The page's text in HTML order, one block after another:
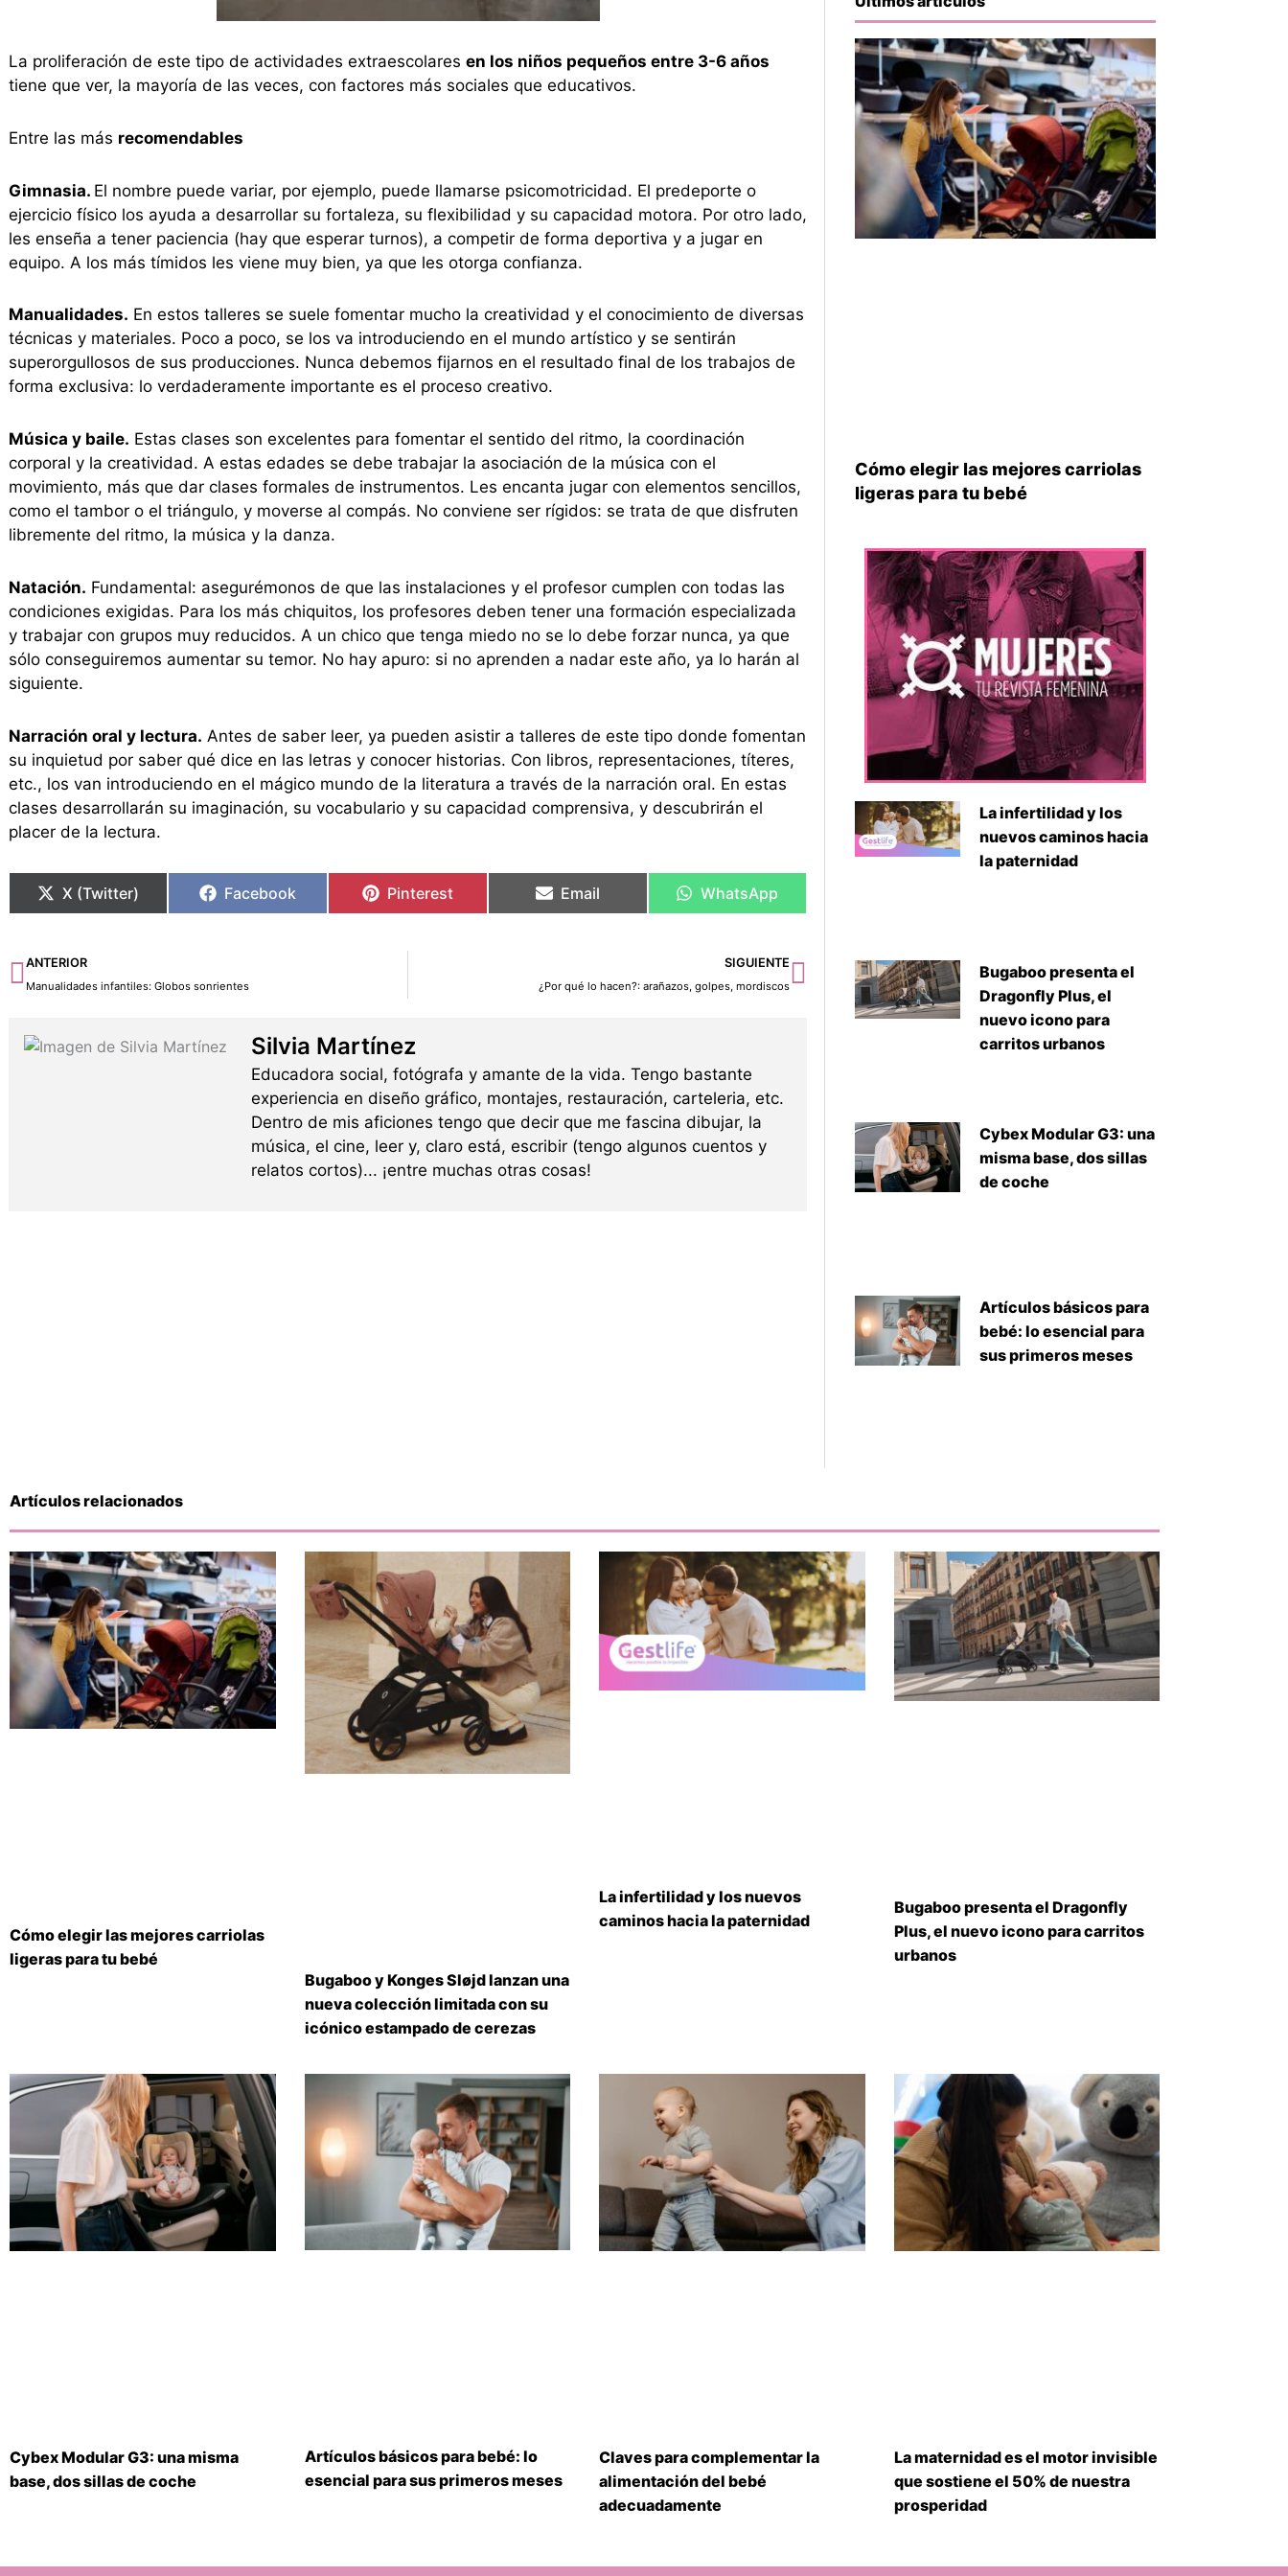
La proliferación de este tipo de actividades extraescolares en los niños pequeños entre 3-6 años
tiene que ver, la mayoría de las veces, con factores más sociales que educativos.
Entre las más recomendables
Gimnasia. El nombre puede variar, por ejemplo, puede llamarse psicomotricidad. El predeporte o
ejercicio físico los ayuda a desarrollar su fortaleza, su flexibilidad y su capacidad motora. Por otro lado,
les enseña a tener paciencia (hay que esperar turnos), a competir de forma deportiva y a jugar en
equipo. A los más tímidos les viene muy bien, ya que les otorga confianza.
Manualidades. En estos talleres se suele fomentar mucho la creatividad y el conocimiento de diversas
técnicas y materiales. Poco a poco, se los va introduciendo en el mundo artístico y se sentirán
superorgullosos de sus producciones. Nunca debemos fijarnos en el resultado final de los trabajos de
forma exclusiva: lo verdaderamente importante es el proceso creativo.
Música y baile. Estas clases son excelentes para fomentar el sentido del ritmo, la coordinación
corporal y la creatividad. A estas edades se debe trabajar la asociación de la música con el
movimiento, más que dar clases formales de instrumentos. Les encanta jugar con elementos sencillos,
como el tambor o el triángulo, y moverse al compás. No conviene ser rígidos: se trata de que disfruten
libremente del ritmo, la música y la danza.
Natación. Fundamental: asegurémonos de que las instalaciones y el profesor cumplen con todas las
condiciones exigidas. Para los más chiquitos, los profesores deben tener una formación especializada
y trabajar con grupos muy reducidos. A un chico que tenga miedo no se lo debe forzar nunca, ya que
sólo conseguiremos aumentar su temor. No hay apuro: si no aprenden a nadar este año, ya lo harán al
siguiente.
Narración oral y lectura. Antes de saber leer, ya pueden asistir a talleres de este tipo donde fomentan
su inquietud por saber qué dice en las letras y conocer historias. Con libros, representaciones, títeres,
etc., los van introduciendo en el mágico mundo de la literatura a través de la narración oral. En estas
clases desarrollarán su imaginación, su vocabulario y su capacidad comprensiva, y descubrirán el
placer de la lectura.
X (Twitter) Facebook Pinterest Email WhatsApp
Ant
ANTERIOR
Manualidades infantiles: Globos sonrientes
SIGUIENTE
¿Por qué lo hacen?: arañazos, golpes, mordiscos
Siguiente
Silvia Martínez
Educadora social, fotógrafa y amante de la vida. Tengo bastante
experiencia en diseño gráfico, montajes, restauración, carteleria, etc.
Dentro de mis aficiones tengo que decir que me fascina dibujar, la
música, el cine, leer y, claro está, escribir (tengo algunos cuentos y
relatos cortos)... ¡entre muchas otras cosas!
Cómo elegir las mejores carriolas
ligeras para tu bebé
La infertilidad y los
nuevos caminos hacia
la paternidad
Bugaboo presenta el
Dragonfly Plus, el
nuevo icono para
carritos urbanos
Cybex Modular G3: una
misma base, dos sillas
de coche
Artículos básicos para
bebé: lo esencial para
sus primeros meses
Artículos relacionados
Cómo elegir las mejores carriolas
ligeras para tu bebé
Bugaboo y Konges Sløjd lanzan una
nueva colección limitada con su
icónico estampado de cerezas
La infertilidad y los nuevos
caminos hacia la paternidad
Bugaboo presenta el Dragonfly
Plus, el nuevo icono para carritos
urbanos
Cybex Modular G3: una misma
base, dos sillas de coche
Artículos básicos para bebé: lo
esencial para sus primeros meses
Claves para complementar la
alimentación del bebé
adecuadamente
La maternidad es el motor invisible
que sostiene el 50% de nuestra
prosperidad